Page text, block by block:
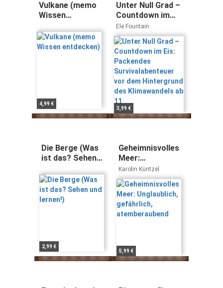
Vulkane (memo
Wissen
4,99 €
Unter Null Grad –
Countdown im
Eis: Packendes
Survivalabenteuer
vor dem
Hintergrund des
Klimawandels ab
11
Ele Fountain
3,99 €
Die Berge (Was
ist das? Sehen
2,99 €
Geheimnisvolles
Meer:
Unglaublich,
gefährlich,
atemberaubend
Karolin Küntzel
5,99 €